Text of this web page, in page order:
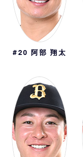
#20 阿部 翔太